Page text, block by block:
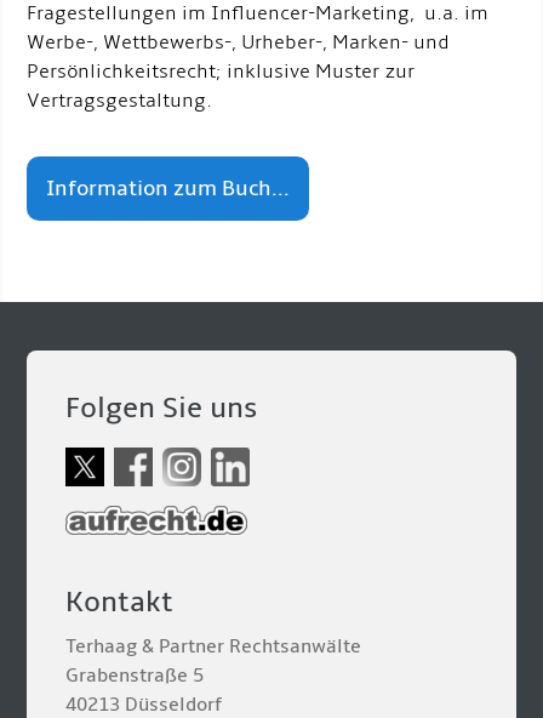
Fragestellungen im Influencer-Marketing, u.a. im
Werbe-, Wettbewerbs-, Urheber-, Marken- und
Persönlichkeitsrecht; inklusive Muster zur
Vertragsgestaltung.
Information zum Buch...
Folgen Sie uns
Kontakt
Terhaag & Partner Rechtsanwälte
Grabenstraße 5
40213 Düsseldorf